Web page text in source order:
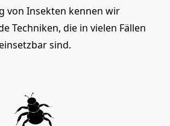
von Insekten kennen wir
Techniken, die in vielen Fällen
sind.